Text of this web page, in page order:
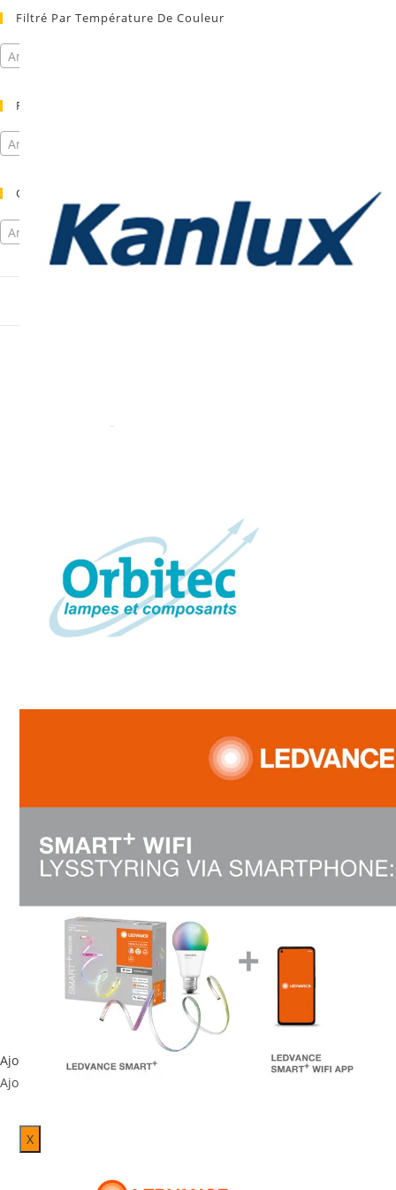
X
Filtré Par Température De Couleur
Any Température
Filtré Par Tension
Any Tension
Gradable?
Any Gradable ?
ARCHITECTURAL
SPOT Kit Led 7W 4000K GU10 DIM
Ajouter aux favoris
Ajouter aux favoris
Ajouter
Ajouter